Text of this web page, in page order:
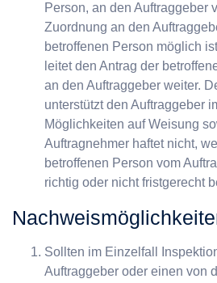
Person, an den Auftraggeber
Zuordnung an den
betroffenen Person möglich
leitet den Antrag der
an den Auftraggeber weiter.
unterstützt den Auftraggeber
Möglichkeiten auf Weisung
Auftragnehmer haftet nicht,
betroffenen Person vom
richtig oder nicht fristgerecht
Sollten im Einzelfall
Auftraggeber oder einen von